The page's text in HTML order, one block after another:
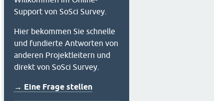
Support von SoSci Survey.
Hier bekommen Sie schnelle
und fundierte Antworten von
anderen Projektleitern und
direkt von SoSci Survey.
→ Eine Frage stellen